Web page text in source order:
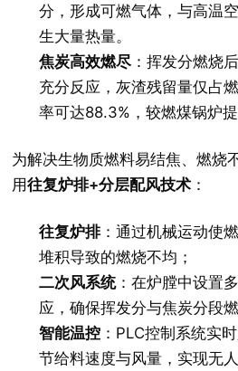
分，形成可燃气体，与高温
生大量热量。
焦炭高效燃尽：挥发分燃烧
充分反应，灰渣残留量仅占
率可达88.3%，较燃煤锅炉提
为解决生物质燃料易结焦、燃烧
用往复炉排+分层配风技术 ：
往复炉排：通过机械运动使
堆积导致的燃烧不均；
二次风系统：在炉膛中设置
应，确保挥发分与焦炭分段
智能温控 ：PLC控制系统实
节给料速度与风量，实现无人